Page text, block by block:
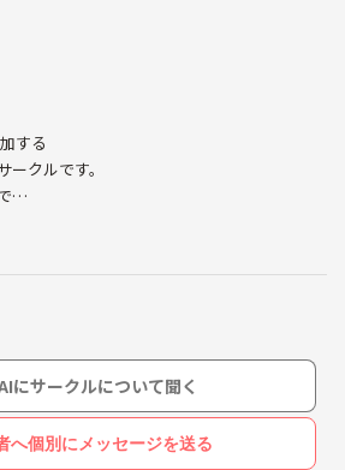
する
クルです。
なれればなぁという方のご参加お待ちしてお
る、そういった雰囲気の麻雀でも構わない
すよ😎
にサークルについて聞く
へ個別にメッセージを送る